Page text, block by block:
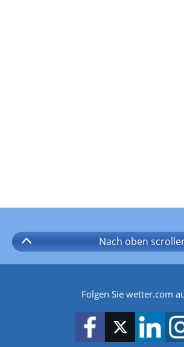
Nach oben
Folgen Sie wetter.com